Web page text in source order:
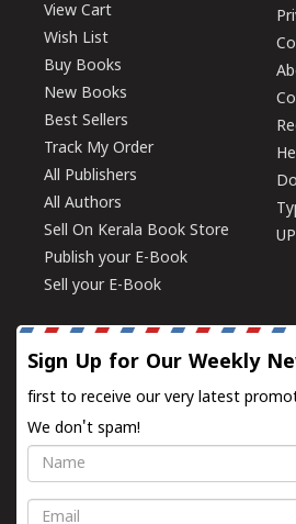
View Cart
Wish List
Buy Books
New Books
Best Sellers
Track My Order
All Publishers
All Authors
Sell On Kerala Book Store
Publish your E-Book
Sell your E-Book
Sign Up for Our Weekly
first to receive our very latest
We don't spam!
Name
Email